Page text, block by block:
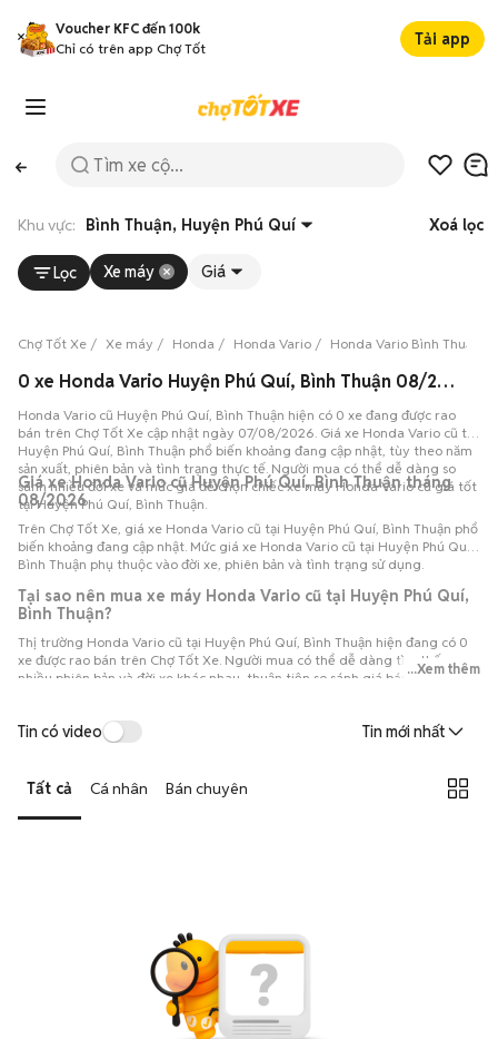
Voucher KFC đến 100k
Chỉ có trên app Chợ Tốt
Tải app
Khu vực: Bình Thuận, Huyện Phú Quí Xoá lọc
Lọc Xe máy Giá
Chợ Tốt Xe Xe máy Honda Honda Vario Honda Vario Bình Thuận
0 xe Honda Vario Huyện Phú Quí, Bình Thuận 08/2026
Honda Vario cũ Huyện Phú Quí, Bình Thuận hiện có 0 xe đang được rao
bán trên Chợ Tốt Xe cập nhật ngày 07/08/2026. Giá xe Honda Vario cũ tại
Huyện Phú Quí, Bình Thuận phổ biến khoảng đang cập nhật, tùy theo năm
sản xuất, phiên bản và tình trạng thực tế. Người mua có thể dễ dàng so
sánh nhiều đời xe và mức giá để chọn chiếc xe máy Honda Vario cũ giá tốt
tại Huyện Phú Quí, Bình Thuận.
Giá xe Honda Vario cũ Huyện Phú Quí, Bình Thuận tháng
08/2026
Trên Chợ Tốt Xe, giá xe Honda Vario cũ tại Huyện Phú Quí, Bình Thuận phổ
biến khoảng đang cập nhật. Mức giá xe Honda Vario cũ tại Huyện Phú Quí,
Bình Thuận phụ thuộc vào đời xe, phiên bản và tình trạng sử dụng.
Tại sao nên mua xe máy Honda Vario cũ tại Huyện Phú Quí,
Bình Thuận?
Thị trường Honda Vario cũ tại Huyện Phú Quí, Bình Thuận hiện đang có 0
xe được rao bán trên Chợ Tốt Xe. Người mua có thể dễ dàng tìm thấy
nhiều phiên bản và đời xe khác nhau, thuận tiện so sánh giá bán, tình trạng
...Xem thêm
Tin có video Tin mới nhất
Tất cả Cá nhân Bán chuyên